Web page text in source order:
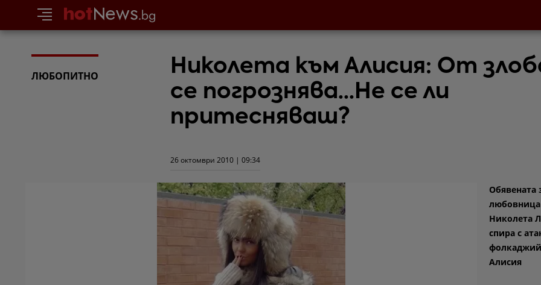
ЛЮБОПИТНО
Николета към Алисия: От
се погрознява...Не се ли
притесняваш?
26 октомври 2010 | 09:34
Обявената
Николета
спира с
Алисия